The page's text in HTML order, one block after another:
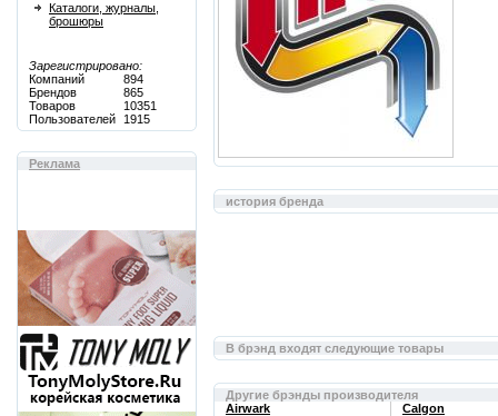
Каталоги, журналы,
брошюры
Зарегистрировано:
Компаний
894
Брендов
865
Товаров
10351
Пользователей
1915
Реклама
история бренда
В брэнд входят следующие товары
Другие брэнды производителя
Airwark
Calgon